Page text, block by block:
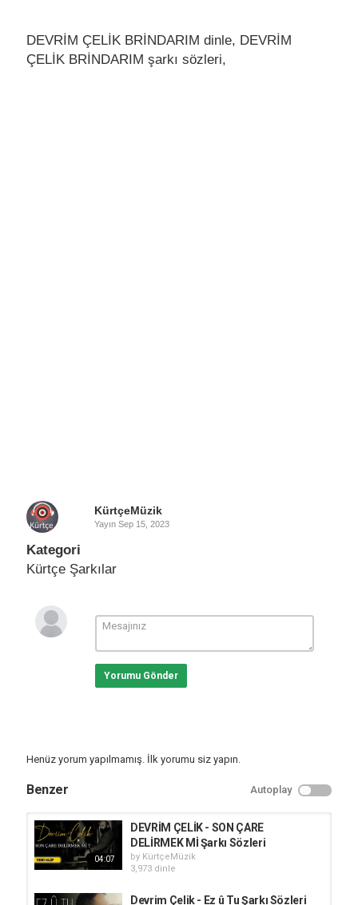
DEVRİM ÇELİK BRİNDARIM dinle, DEVRİM
ÇELİK BRİNDARIM şarkı sözleri,
KürtçeMüzik
Yayın Sep 15, 2023
Kategori
Kürtçe Şarkılar
Yorumu Gönder
Henüz yorum yapılmamış. İlk yorumu siz yapın.
Benzer Autoplay
04:07
DEVRİM ÇELİK - SON ÇARE
DELİRMEK Mİ Şarkı Sözleri
by KürtçeMüzik
3,973 dinle
Devrim Çelik - Ez û Tu Şarkı Sözleri